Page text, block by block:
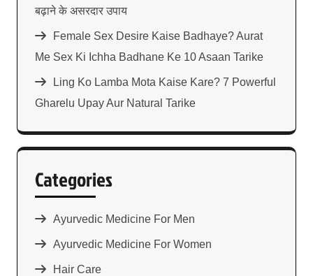
बढ़ाने के असरदार उपाय
Female Sex Desire Kaise Badhaye? Aurat
Me Sex Ki Ichha Badhane Ke 10 Asaan Tarike
Ling Ko Lamba Mota Kaise Kare? 7 Powerful
Gharelu Upay Aur Natural Tarike
Categories
Ayurvedic Medicine For Men
Ayurvedic Medicine For Women
Hair Care